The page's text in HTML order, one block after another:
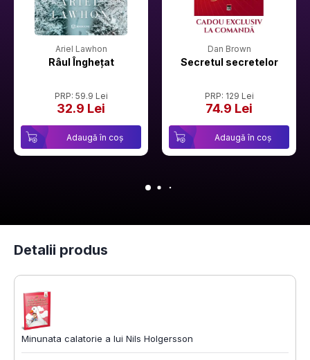
Ariel Lawhon
Râul Înghețat
PRP: 59.9 Lei
32.9 Lei
Adaugă în coș
Dan Brown
Secretul secretelor
PRP: 129 Lei
74.9 Lei
Adaugă în coș
Detalii produs
Minunata calatorie a lui Nils Holgersson